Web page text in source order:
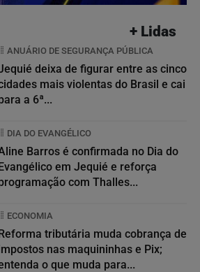
+ Lidas
ANUÁRIO DE SEGURANÇA PÚBLICA
deixa de figurar entre as cinco
mais violentas do Brasil e cai
a 6ª...
DIA DO EVANGÉLICO
Barros é confirmada no Dia do
em Jequié e reforça
com Thalles...
ECONOMIA
tributária muda cobrança de
nas maquininhas e Pix;
o que muda para...